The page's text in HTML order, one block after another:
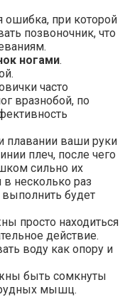
ошибка, при которой
позвоночник, что
ногами.
часто
вразнобой, по
плавании ваши руки
плеч, после чего
сильно их
в несколько раз
будет
просто находиться
действие.
воду как опору и
быть сомкнуты
мышц.